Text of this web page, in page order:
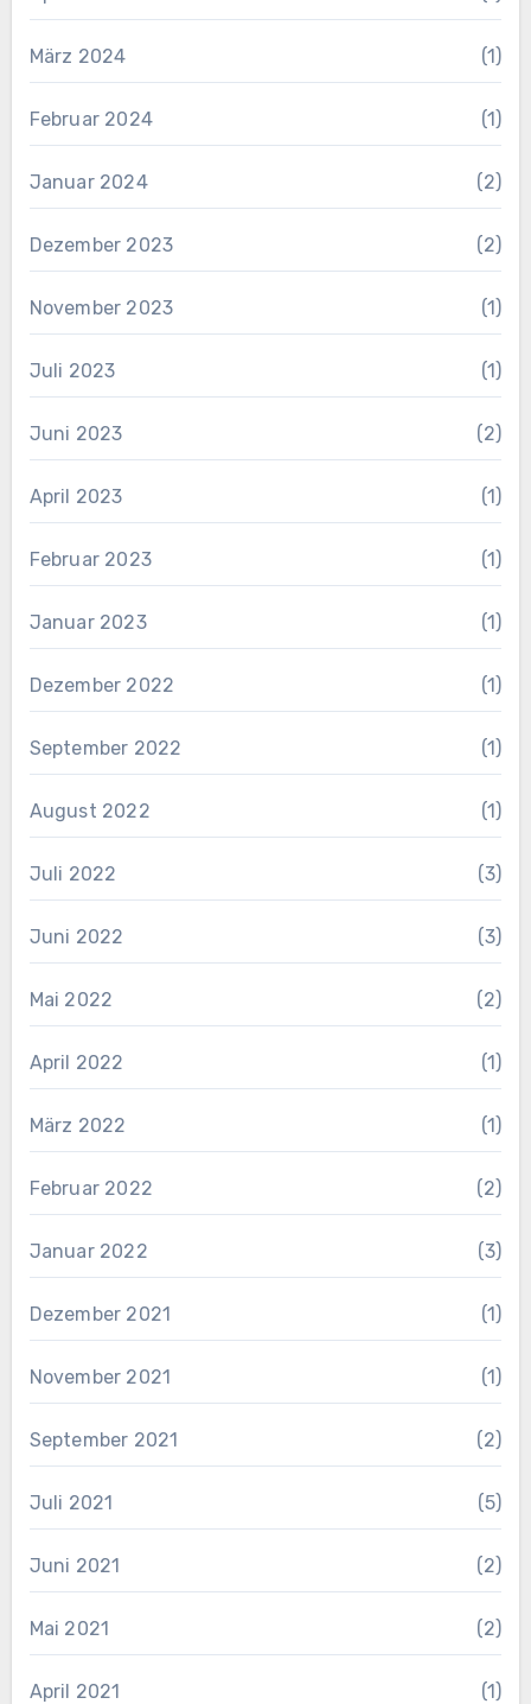
März 2024 (1)
Februar 2024 (1)
Januar 2024 (2)
Dezember 2023 (2)
November 2023 (1)
Juli 2023 (1)
Juni 2023 (2)
April 2023 (1)
Februar 2023 (1)
Januar 2023 (1)
Dezember 2022 (1)
September 2022 (1)
August 2022 (1)
Juli 2022 (3)
Juni 2022 (3)
Mai 2022 (2)
April 2022 (1)
März 2022 (1)
Februar 2022 (2)
Januar 2022 (3)
Dezember 2021 (1)
November 2021 (1)
September 2021 (2)
Juli 2021 (5)
Juni 2021 (2)
Mai 2021 (2)
April 2021 (1)